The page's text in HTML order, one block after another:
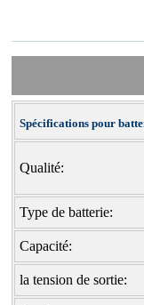
Spécifications pour
Qualité:
Type de batterie:
Capacité:
la tension de sortie: